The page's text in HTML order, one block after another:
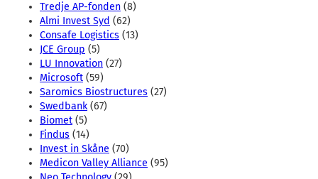
Tredje AP-fonden (8)
Almi Invest Syd (62)
Consafe Logistics (13)
JCE Group (5)
LU Innovation (27)
Microsoft (59)
Saromics Biostructures (27)
Swedbank(67)
Biomet (5)
Findus (14)
Invest in Skåne (70)
Medicon Valley Alliance (95)